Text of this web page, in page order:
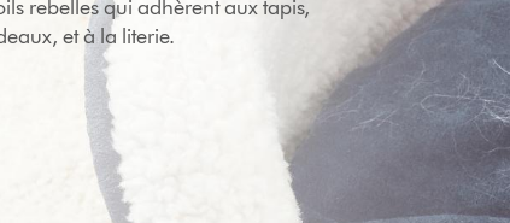
rebelles qui adhèrent aux tapis,
et à la literie.